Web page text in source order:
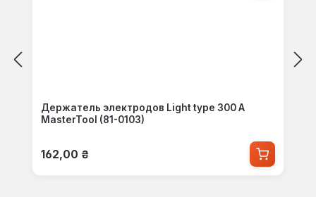
Держатель электродов Light type 300 А
MasterTool (81-0103)
Обычная цена:
162,00 ₴